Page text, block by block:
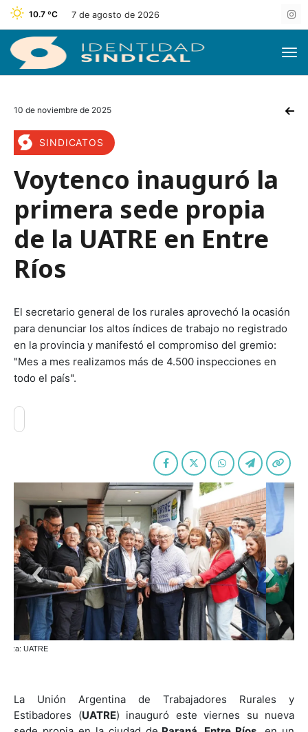
10.7 ºC 7 de agosto de 2026
10 de noviembre de 2025
SINDICATOS
Voytenco inauguró la
primera sede propia
de la UATRE en Entre
Ríos
El secretario general de los rurales aprovechó la ocasión
para denunciar los altos índices de trabajo no registrado
en la provincia y manifestó el compromiso del gremio:
"Mes a mes realizamos más de 4.500 inspecciones en
todo el país".
Estibadores (
UATRE
) inauguró este viernes su nueva
sede propia en la ciudad de
Paraná, Entre Ríos, en un
hecho que el secretario general José Voytenco calificó